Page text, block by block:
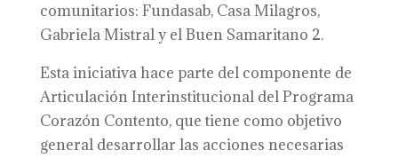
comunitarios: Fundasab, Casa Milagros,
Gabriela Mistral y el Buen Samaritano 2.
Esta iniciativa hace parte del componente de
Articulación Interinstitucional del Programa
Corazón Contento, que tiene como objetivo
general desarrollar las acciones necesarias